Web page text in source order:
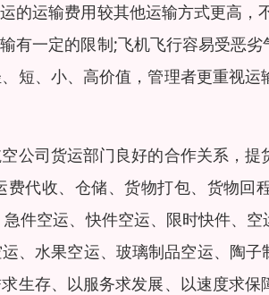
的运输费用较其他运输方式更高
有一定的限制;飞机飞行容易受恶
短、小、高价值，管理者更重视
公司货运部门良好的合作关系，
代收、仓储、货物打包、货物回
件空运、快件空运、限时快件、
、水果空运、玻璃制品空运、陶
生存、以服务求发展、以速度求